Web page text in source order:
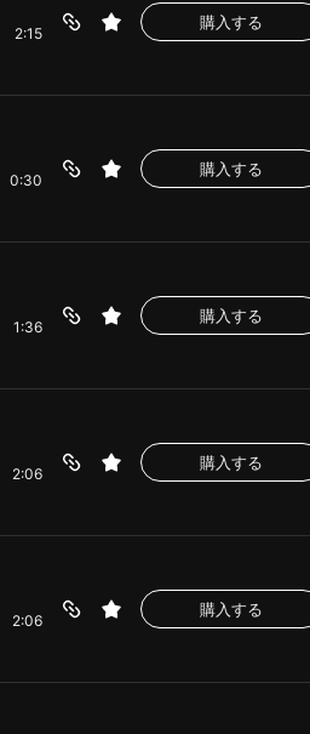
2:15
購入する
0:30
購入する
1:36
購入する
2:06
購入する
2:06
購入する